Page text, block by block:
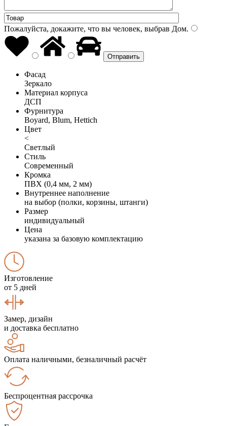
Пожалуйста, докажите, что вы человек, выбрав Дом.
Фасад
Зеркало
Материал корпуса
ДСП
Фурнитура
Boyard, Blum, Hettich
Цвет
<
Светлый
Стиль
Современный
Кромка
ПВХ (0,4 мм, 2 мм)
Внутреннее наполнение
на выбор (полки, корзины, штанги)
Размер
индивидуальный
Цена
указана за базовую комплектацию
Изготовление
от 5 дней
Замер, дизайн
и доставка бесплатно
Оплата наличными, безналичный расчёт
Беспроцентная рассрочка